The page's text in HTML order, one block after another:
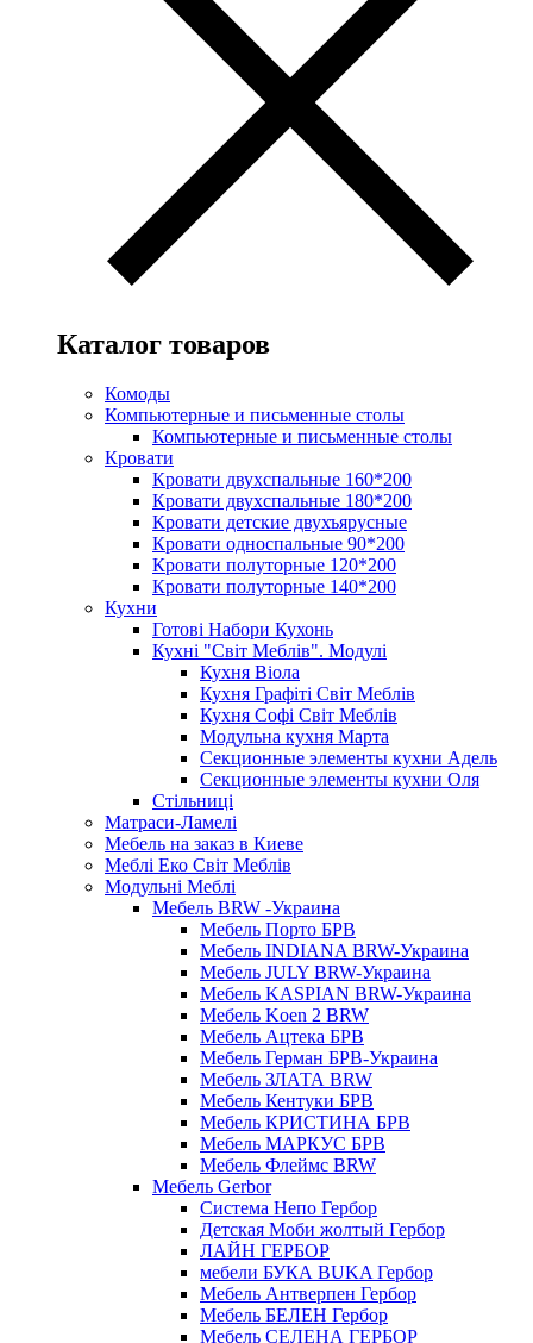
Каталог товаров
Комоды
Компьютерные и письменные столы
Компьютерные и письменные столы
Кровати
Кровати двухспальные 160*200
Кровати двухспальные 180*200
Кровати детские двухъярусные
Кровати односпальные 90*200
Кровати полуторные 120*200
Кровати полуторные 140*200
Кухни
Готові Набори Кухонь
Кухні "Світ Меблів". Модулі
Кухня Віола
Кухня Графіті Світ Меблів
Кухня Софі Світ Меблів
Модульна кухня Марта
Секционные элементы кухни Адель
Секционные элементы кухни Оля
Стільниці
Матраси-Ламелі
Мебель на заказ в Киеве
Меблі Еко Світ Меблів
Модульні Меблі
Мебель BRW -Украина
Мебель Порто БРВ
Мебель INDIANA BRW-Украина
Мебель JULY BRW-Украина
Мебель KASPIAN BRW-Украина
Мебель Koen 2 BRW
Мебель Ацтека БРВ
Мебель Герман БРВ-Украина
Мебель ЗЛАТА BRW
Мебель Кентуки БРВ
Мебель КРИСТИНА БРВ
Мебель МАРКУС БРВ
Мебель Флеймс BRW
Мебель Gerbor
Cистема Непо Гербор
Детская Моби жолтый Гербор
ЛАЙН ГЕРБОР
мебели БУКА BUKA Гербор
Мебель Антверпен Гербор
Мебель БЕЛЕН Гербор
Мебель СЕЛЕНА ГЕРБОР